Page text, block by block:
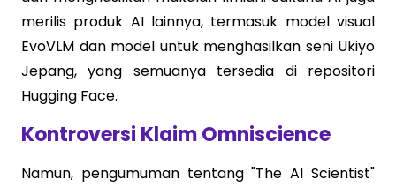
merilis produk AI lainnya, termasuk model visual
EvoVLM dan model untuk menghasilkan seni Ukiyo
Jepang, yang semuanya tersedia di repositori
Hugging Face.
Kontroversi Klaim Omniscience
Namun, pengumuman tentang "The AI Scientist"